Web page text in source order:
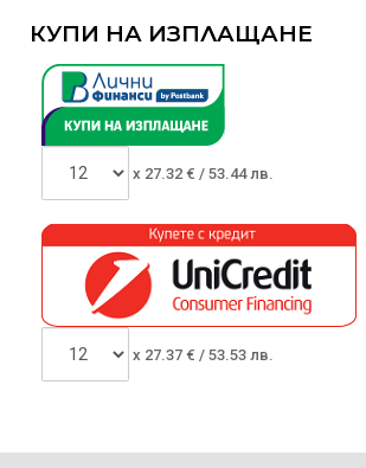
КУПИ НА ИЗПЛАЩАНЕ
x 27.32 € / 53.44 лв.
x 27.37 € / 53.53 лв.